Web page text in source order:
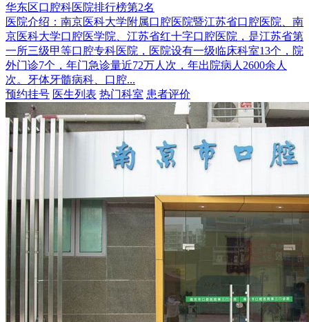
华东区口腔科医院排行榜第2名
医院介绍： 南京医科大学附属口腔医院暨江苏省口腔医院、南
京医科大学口腔医学院、江苏省红十字口腔医院，是江苏省第
一所三级甲等口腔专科医院，医院设有一级临床科室13个，院
外门诊7个，年门急诊量近72万人次，年出院病人2600余人
次。牙体牙髓病科、口腔...
预约挂号 医生列表 热门科室 患者评价